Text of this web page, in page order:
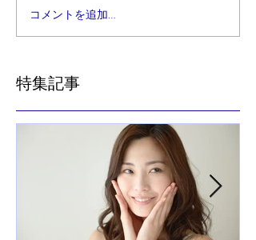
コメントを追加…
特集記事